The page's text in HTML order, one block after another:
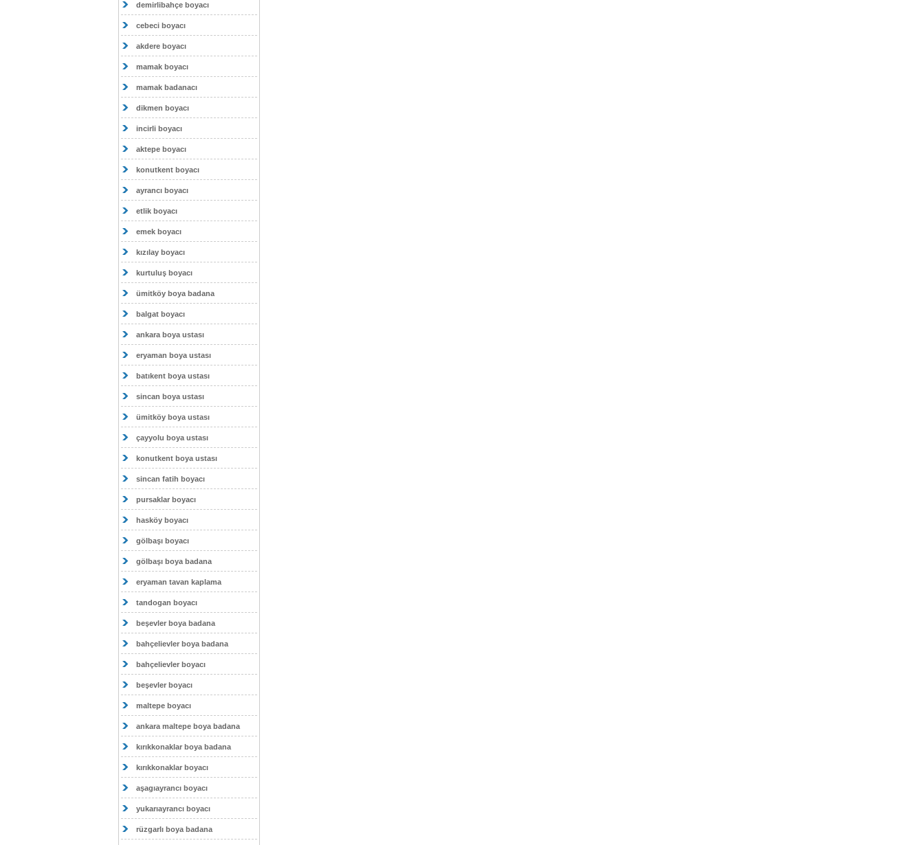
demirlibahçe boyacı
cebeci boyacı
akdere boyacı
mamak boyacı
mamak badanacı
dikmen boyacı
incirli boyacı
aktepe boyacı
konutkent boyacı
ayrancı boyacı
etlik boyacı
emek boyacı
kızılay boyacı
kurtuluş boyacı
ümitköy boya badana
balgat boyacı
ankara boya ustası
eryaman boya ustası
batıkent boya ustası
sincan boya ustası
ümitköy boya ustası
çayyolu boya ustası
konutkent boya ustası
sincan fatih boyacı
pursaklar boyacı
hasköy boyacı
gölbaşı boyacı
gölbaşı boya badana
eryaman tavan kaplama
tandogan boyacı
beşevler boya badana
bahçelievler boya badana
bahçelievler boyacı
beşevler boyacı
maltepe boyacı
ankara maltepe boya badana
kırıkkonaklar boya badana
kırıkkonaklar boyacı
aşagıayrancı boyacı
yukarıayrancı boyacı
rüzgarlı boya badana